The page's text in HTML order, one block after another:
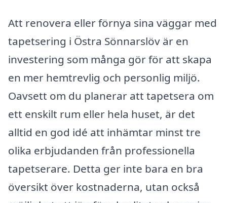
Att renovera eller förnya sina väggar med
tapetsering i Östra Sönnarslöv är en
investering som många gör för att skapa
en mer hemtrevlig och personlig miljö.
Oavsett om du planerar att tapetsera om
ett enskilt rum eller hela huset, är det
alltid en god idé att inhämtar minst tre
olika erbjudanden från professionella
tapetserare. Detta ger inte bara en bra
översikt över kostnaderna, utan också